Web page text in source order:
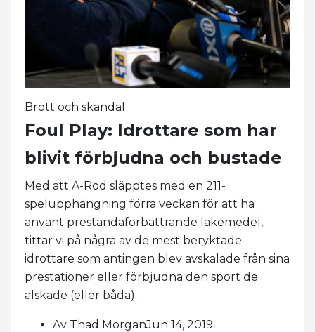
Brott och skandal
Foul Play: Idrottare som har
blivit förbjudna och bustade
Med att A-Rod släpptes med en 211-
spelupphängning förra veckan för att ha
använt prestandaförbättrande läkemedel,
tittar vi på några av de mest beryktade
idrottare som antingen blev avskalade från sina
prestationer eller förbjudna den sport de
älskade (eller båda).
Av Thad MorganJun 14, 2019